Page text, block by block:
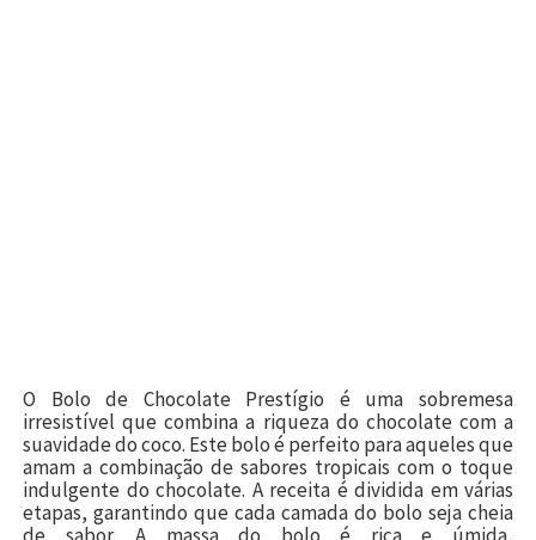
O Bolo de Chocolate Prestígio é uma sobremesa
irresistível que combina a riqueza do chocolate com a
suavidade do coco. Este bolo é perfeito para aqueles que
amam a combinação de sabores tropicais com o toque
indulgente do chocolate. A receita é dividida em várias
etapas, garantindo que cada camada do bolo seja cheia
de sabor. A massa do bolo é rica e úmida,